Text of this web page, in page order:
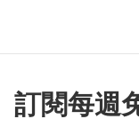
羅宗熙
陳
訂閱每週